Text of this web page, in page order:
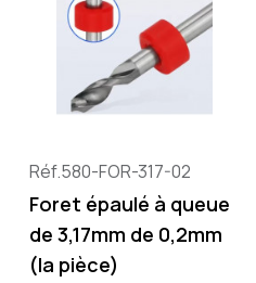
Réf.580-FOR-317-02
Foret épaulé à queue
de 3,17mm de 0,2mm
(la pièce)